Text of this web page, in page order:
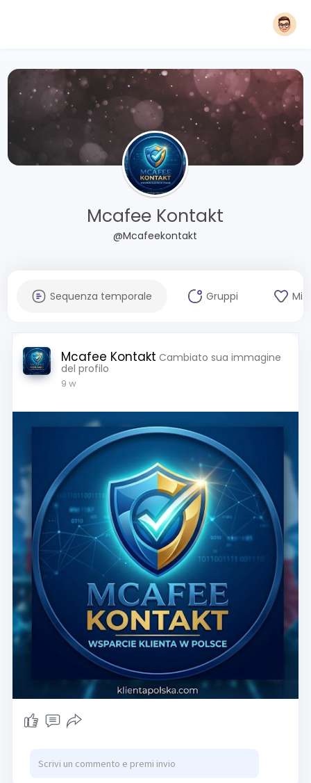
Mcafee Kontakt
@Mcafeekontakt
Sequenza temporale Gruppi Mi
Mcafee Kontakt Cambiato sua immagine
del profilo
9 w